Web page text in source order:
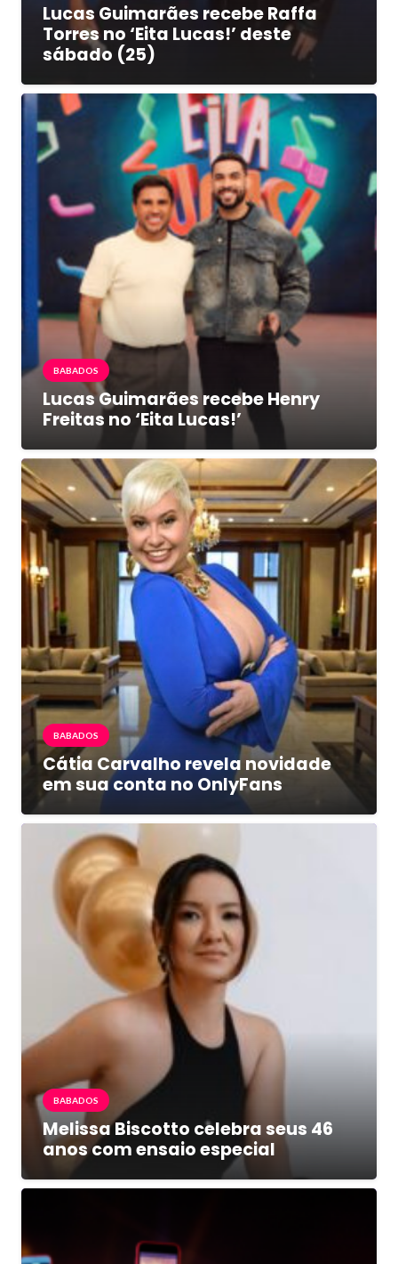
Lucas Guimarães recebe Raffa
Torres no ‘Eita Lucas!’ deste
sábado (25)
BABADOS
Lucas Guimarães recebe Henry
Freitas no ‘Eita Lucas!’
BABADOS
Cátia Carvalho revela novidade
em sua conta no OnlyFans
BABADOS
Melissa Biscotto celebra seus 46
anos com ensaio especial